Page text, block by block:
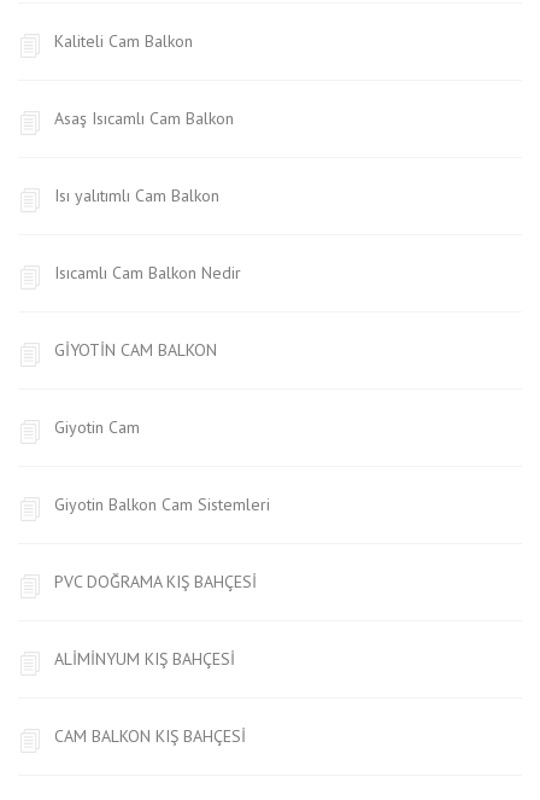
Kaliteli Cam Balkon
Asaş Isıcamlı Cam Balkon
Isı yalıtımlı Cam Balkon
Isıcamlı Cam Balkon Nedir
GİYOTİN CAM BALKON
Giyotin Cam
Giyotin Balkon Cam Sistemleri
PVC DOĞRAMA KIŞ BAHÇESİ
ALİMİNYUM KIŞ BAHÇESİ
CAM BALKON KIŞ BAHÇESİ